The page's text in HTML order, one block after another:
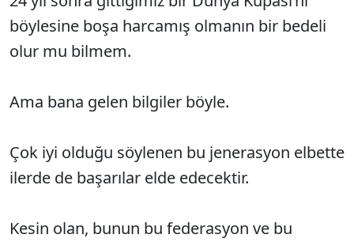
böylesine boşa harcamış olmanın bir bedeli
olur mu bilmem.
Ama bana gelen bilgiler böyle.
Çok iyi olduğu söylenen bu jenerasyon elbette
ilerde de başarılar elde edecektir.
Kesin olan, bunun bu federasyon ve bu